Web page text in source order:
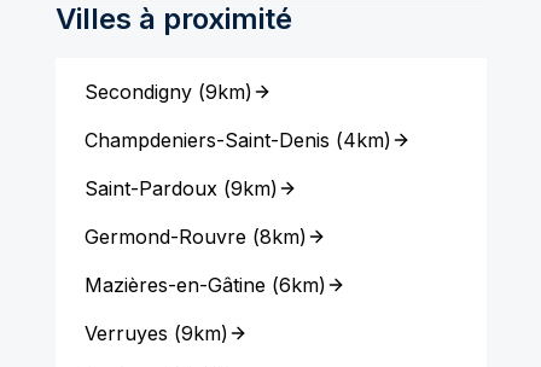
Villes à proximité
Secondigny(9km)
Champdeniers-Saint-Denis (4km)
Saint-Pardoux(9km)
Germond-Rouvre(8km)
Mazières-en-Gâtine(6km)
Verruyes (9km)